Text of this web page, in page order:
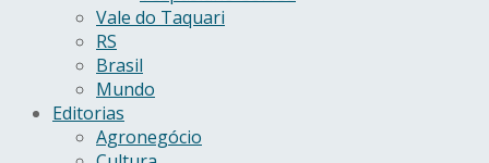
Vale do Taquari
RS
Brasil
Mundo
Editorias
Agronegócio